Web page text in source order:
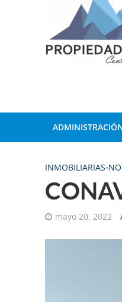
INMOBILIARIAS•
mayo 20, 2022